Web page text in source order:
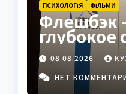
ПСИХОЛОГІЯ ФІЛЬМИ
Флешбэк
глубокое
явления в
жизни
08.08.2026
НЕТ